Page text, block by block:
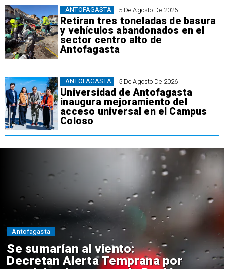
5 De Agosto De 2026
Retiran tres toneladas de basura
y vehículos abandonados en el
sector centro alto de
Antofagasta
ANTOFAGASTA
5 De Agosto De 2026
Universidad de Antofagasta
inaugura mejoramiento del
acceso universal en el Campus
Coloso
ANTOFAGASTA
Se sumarían al viento:
Decretan Alerta Temprana por
Antofagasta